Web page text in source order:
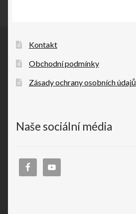
Kontakt
Obchodní podmínky
Zásady ochrany osobních údajů
Naše sociální média